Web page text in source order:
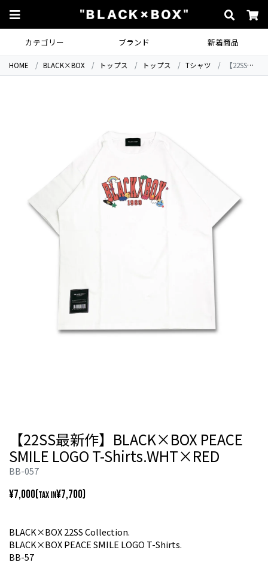
カテゴリー ブランド 新着商品
HOME BLACK×BOX トップス トップス Tシャツ 【22SS最新作】BLACK×BOX PEACE SMILE LOGO T-Shirts.WHT×RED
【22SS最新作】BLACK×BOX PEACE
SMILE LOGO T-Shirts.WHT×RED
BB-057
¥7,000(TAX IN¥7,700)
BLACK×BOX 22SS Collection.
BLACK×BOX PEACE SMILE LOGO T-Shirts.
BB-57